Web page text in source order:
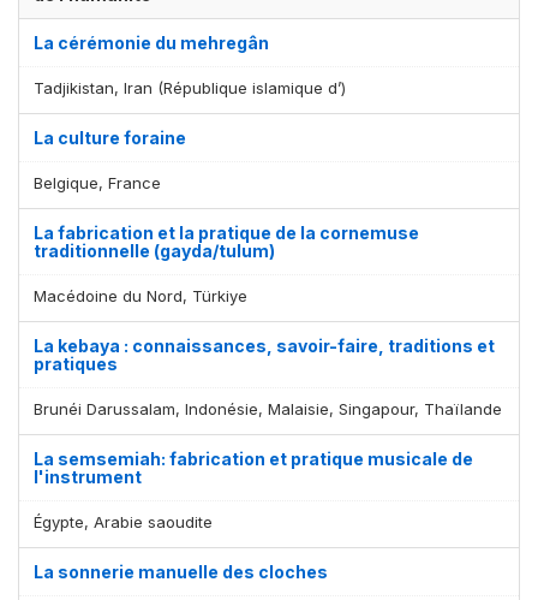
La cérémonie du mehregân
Tadjikistan, Iran (République islamique d’)
La culture foraine
Belgique, France
La fabrication et la pratique de la cornemuse
traditionnelle (gayda/tulum)
Macédoine du Nord, Türkiye
La kebaya : connaissances, savoir-faire, traditions et
pratiques
Brunéi Darussalam, Indonésie, Malaisie, Singapour, Thaïlande
La semsemiah: fabrication et pratique musicale de
l'instrument
Égypte, Arabie saoudite
La sonnerie manuelle des cloches